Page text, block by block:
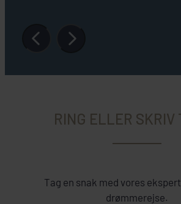
RING ELLER SKRIV
Tag en snak med vores
drømmerejse.